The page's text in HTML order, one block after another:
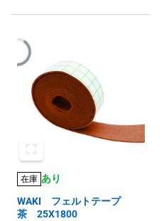
在庫 あり
WAKI フェルトテープ
茶 25X1800